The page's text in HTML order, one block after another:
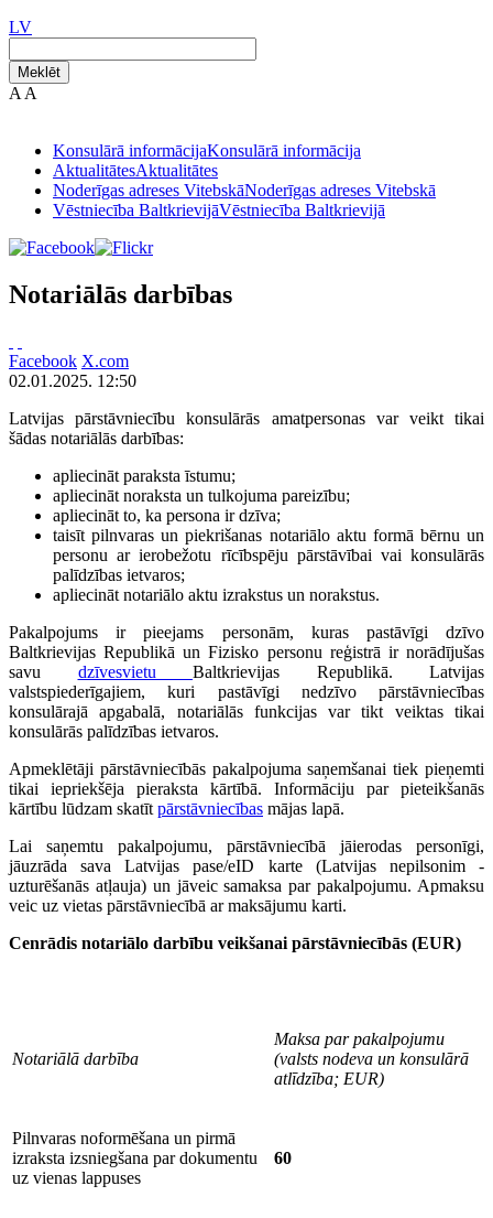
LV
Meklēt
A A
Konsulārā informācijaKonsulārā informācija
AktualitātesAktualitātes
Noderīgas adreses VitebskāNoderīgas adreses Vitebskā
Vēstniecība BaltkrievijāVēstniecība Baltkrievijā
Notariālās darbības
Facebook X.com
02.01.2025. 12:50
Latvijas pārstāvniecību konsulārās amatpersonas var veikt tikai
šādas notariālās darbības:
apliecināt paraksta īstumu;
apliecināt noraksta un tulkojuma pareizību;
apliecināt to, ka persona ir dzīva;
taisīt pilnvaras un piekrišanas notariālo aktu formā bērnu un
personu ar ierobežotu rīcībspēju pārstāvībai vai konsulārās
palīdzības ietvaros;
apliecināt notariālo aktu izrakstus un norakstus.
Pakalpojums ir pieejams personām, kuras pastāvīgi dzīvo
Baltkrievijas Republikā un Fizisko personu reģistrā ir norādījušas
savu dzīvesvietu Baltkrievijas Republikā. Latvijas
valstspiederīgajiem, kuri pastāvīgi nedzīvo pārstāvniecības
konsulārajā apgabalā, notariālās funkcijas var tikt veiktas tikai
konsulārās palīdzības ietvaros.
Apmeklētāji pārstāvniecībās pakalpojuma saņemšanai tiek pieņemti
tikai iepriekšēja pieraksta kārtībā. Informāciju par pieteikšanās
kārtību lūdzam skatīt pārstāvniecības mājas lapā.
Lai saņemtu pakalpojumu, pārstāvniecībā jāierodas personīgi,
jāuzrāda sava Latvijas pase/eID karte (Latvijas nepilsonim -
uzturēšanās atļauja) un jāveic samaksa par pakalpojumu. Apmaksu
veic uz vietas pārstāvniecībā ar maksājumu karti.
Cenrādis notariālo darbību veikšanai pārstāvniecībās (EUR)
Notariālā darbība
Maksa par pakalpojumu
(valsts nodeva un konsulārā
atlīdzība; EUR)
Pilnvaras noformēšana un pirmā
izraksta izsniegšana par dokumentu
uz vienas lappuses
60